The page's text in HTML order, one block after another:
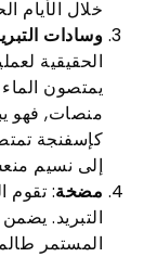
خلال الأيام
وسادات
الحقيقية
يمتصون
منصات, فهو
كإسفنجة
إلى نسيم
مضخة: تقوم
التبريد.
المستمر